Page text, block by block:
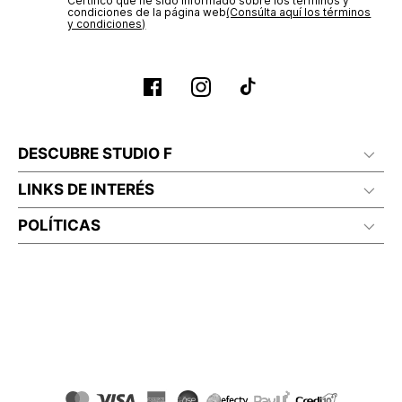
condiciones de la página web‎(Consúlta aquí los términos
y condiciones)
DESCUBRE STUDIO F
LINKS DE INTERÉS
POLÍTICAS